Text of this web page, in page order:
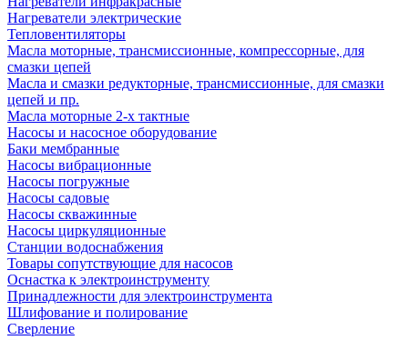
Нагреватели электрические
Тепловентиляторы
Масла моторные, трансмиссионные, компрессорные, для
смазки цепей
Масла и смазки редукторные, трансмиссионные, для смазки
цепей и пр.
Масла моторные 2-х тактные
Насосы и насосное оборудование
Баки мембранные
Насосы вибрационные
Насосы погружные
Насосы садовые
Насосы скважинные
Насосы циркуляционные
Станции водоснабжения
Товары сопутствующие для насосов
Оснастка к электроинструменту
Принадлежности для электроинструмента
Шлифование и полирование
Сверление